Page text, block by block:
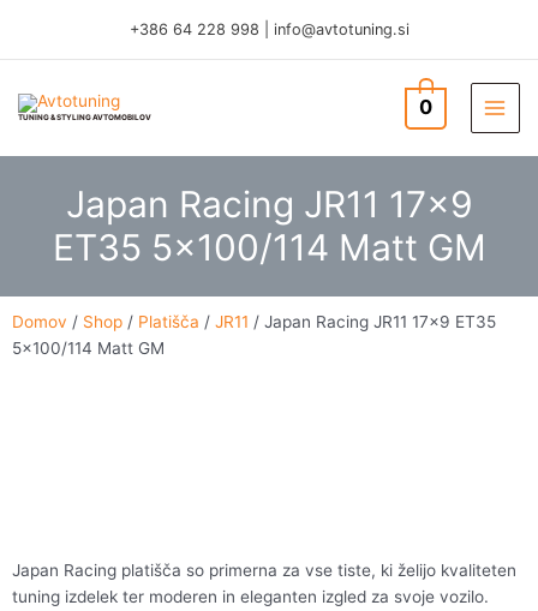
content
+386 64 228 998 info@avtotuning.si
TUNING & STYLING AVTOMOBILOV 0
Japan Racing JR11 17×9
ET35 5×100/114 Matt GM
Domov / Shop / Platišča / JR11 / Japan Racing JR11 17×9 ET35
5×100/114 Matt GM
Japan Racing platišča so primerna za vse tiste, ki želijo kvaliteten
tuning izdelek ter moderen in eleganten izgled za svoje vozilo.